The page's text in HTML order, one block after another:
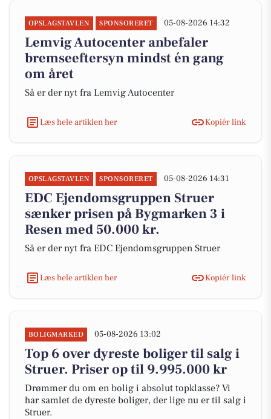
OPSLAGSTAVLEN SPONSORERET 05-08-2026 14:32
Lemvig Autocenter anbefaler
bremseeftersyn mindst én gang
om året
Så er der nyt fra Lemvig Autocenter
Læs hele artiklen her Kopiér link
OPSLAGSTAVLEN SPONSORERET 05-08-2026 14:31
EDC Ejen­doms­grup­pen Struer
sænker prisen på Bygmarken 3 i
Resen med 50.000 kr.
Så er der nyt fra EDC Ejen­doms­grup­pen Struer
Læs hele artiklen her Kopiér link
BOLIGMARKED 05-08-2026 13:02
Top 6 over dyreste boliger til salg i
Struer. Priser op til 9.995.000 kr
Drømmer du om en bolig i absolut topklasse? Vi
har samlet de dyreste boliger, der lige nu er til salg i
Struer.